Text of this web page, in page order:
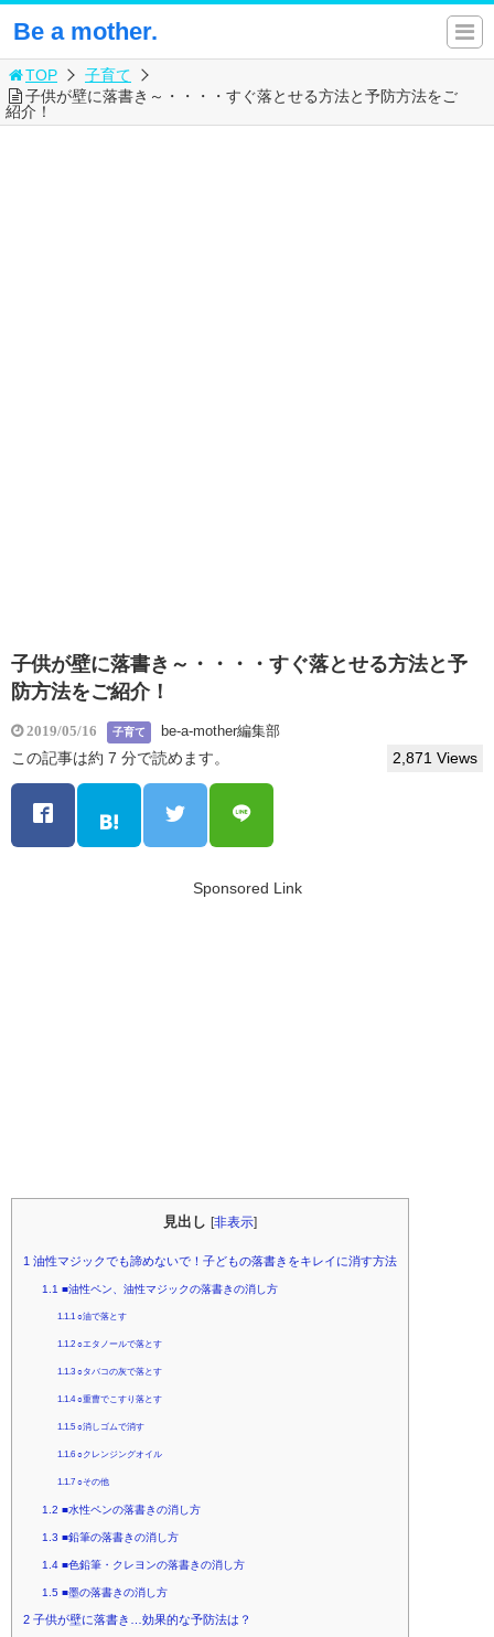
Be a mother.
TOP
子育て
子供が壁に落書き～・・・・すぐ落とせる方法と予防方法をご
紹介！
子供が壁に落書き～・・・・すぐ落とせる方法と予
防方法をご紹介！
2019/05/16 子育て be-a-mother編集部
この記事は約 7 分で読めます。 2,871 Views
Sponsored Link
見出し [非表示]
1 油性マジックでも諦めないで！子どもの落書きをキレイに消す方法
1.1 ■油性ペン、油性マジックの落書きの消し方
1.1.1 ○油で落とす
1.1.2 ○エタノールで落とす
1.1.3 ○タバコの灰で落とす
1.1.4○重曹でこすり落とす
1.1.5 ○消しゴムで消す
1.1.6 ○クレンジングオイル
1.1.7 ○その他
1.2 ■水性ペンの落書きの消し方
1.3 ■鉛筆の落書きの消し方
1.4■色鉛筆・クレヨンの落書きの消し方
1.5■墨の落書きの消し方
2 子供が壁に落書き…効果的な予防法は？